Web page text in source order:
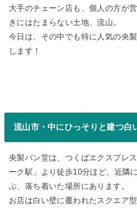
大手のチェーン店も、個人の方が
きにはたまらない土地、流山。
今日は、その中でも特に人気の央
します！
流山市・中にひっそりと建つ白
央製パン堂は、つくばエクスプレ
ーク駅」より徒歩10分ほど。近隣
ぶ、落ち着いた場所にあります。
お店は白い壁に覆われたスクエア